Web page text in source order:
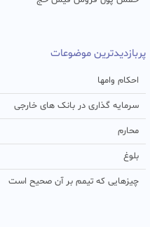
پربازدیدترین موضوعات
احکام وامها
سرمایه گذاری در بانک های خارجی
محارم
بلوغ
چیزهایی که تیمم بر آن صحیح است